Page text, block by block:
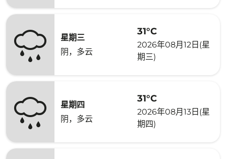
星期三
阴，多云
31°C
2026年08月12日(星
期三)
星期四
阴，多云
31°C
2026年08月13日(星
期四)